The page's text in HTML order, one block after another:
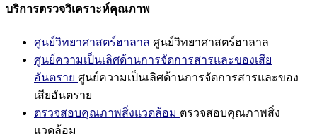
บริการตรวจวิเคราะห์คุณภาพ
ศูนย์วิทยาศาสตร์ฮาลาล ศูนย์วิทยาศาสตร์ฮาลาล
ศูนย์ความเป็นเลิศด้านการจัดการสารและของเสีย
อันตราย ศูนย์ความเป็นเลิศด้านการจัดการสารและของ
เสียอันตราย
ตรวจสอบคุณภาพสิ่งแวดล้อม ตรวจสอบคุณภาพสิ่ง
แวดล้อม